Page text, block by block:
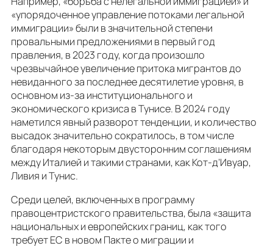
«упорядоченное управление потоками легальной
иммиграции» были в значительной степени
провальными предложениями в первый год
правления, в 2023 году, когда произошло
чрезвычайное увеличение притока мигрантов до
невиданного за последнее десятилетие уровня, в
основном из-за институционального и
экономического кризиса в Тунисе. В 2024 году
наметился явный разворот тенденции, и количество
высадок значительно сократилось, в том числе
благодаря некоторым двусторонним соглашениям
между Италией и такими странами, как Кот-д’Ивуар,
Ливия и Тунис.
Среди целей, включенных в программу
правоцентристского правительства, была «защита
национальных и европейских границ, как того
требует ЕС в новом Пакте о миграции и